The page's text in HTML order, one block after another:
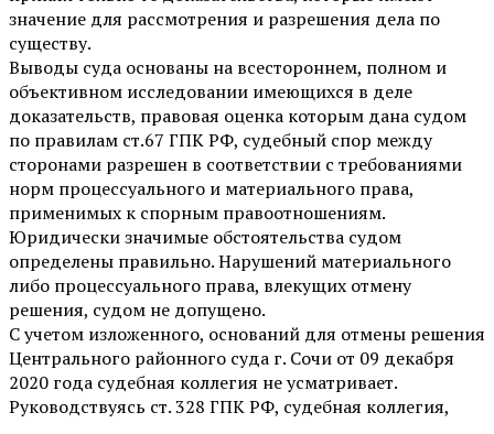
значение для рассмотрения и разрешения дела по
существу.
Выводы суда основаны на всестороннем, полном и
объективном исследовании имеющихся в деле
доказательств, правовая оценка которым дана судом
по правилам ст.67 ГПК РФ, судебный спор между
сторонами разрешен в соответствии с требованиями
норм процессуального и материального права,
применимых к спорным правоотношениям.
Юридически значимые обстоятельства судом
определены правильно. Нарушений материального
либо процессуального права, влекущих отмену
решения, судом не допущено.
С учетом изложенного, оснований для отмены решения
Центрального районного суда г. Сочи от 09 декабря
2020 года судебная коллегия не усматривает.
Руководствуясь ст. 328 ГПК РФ, судебная коллегия,